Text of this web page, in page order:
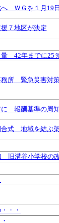
へ ＷＧを１月19
７地区が決定
量 42年までに25
務所 緊急災害対
に 報酬基準の周
合式 地域を結ぶ
旧溝谷小学校の
・・